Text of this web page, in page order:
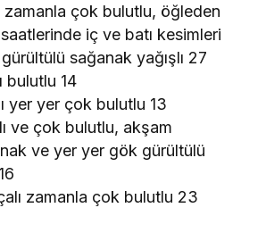
zamanla çok bulutlu, öğleden
iç ve batı kesimleri
sağanak yağışlı 27
bulutlu 14
yer yer çok bulutlu 13
ve çok bulutlu, akşam
ve yer yer gök gürültülü
zamanla çok bulutlu 23